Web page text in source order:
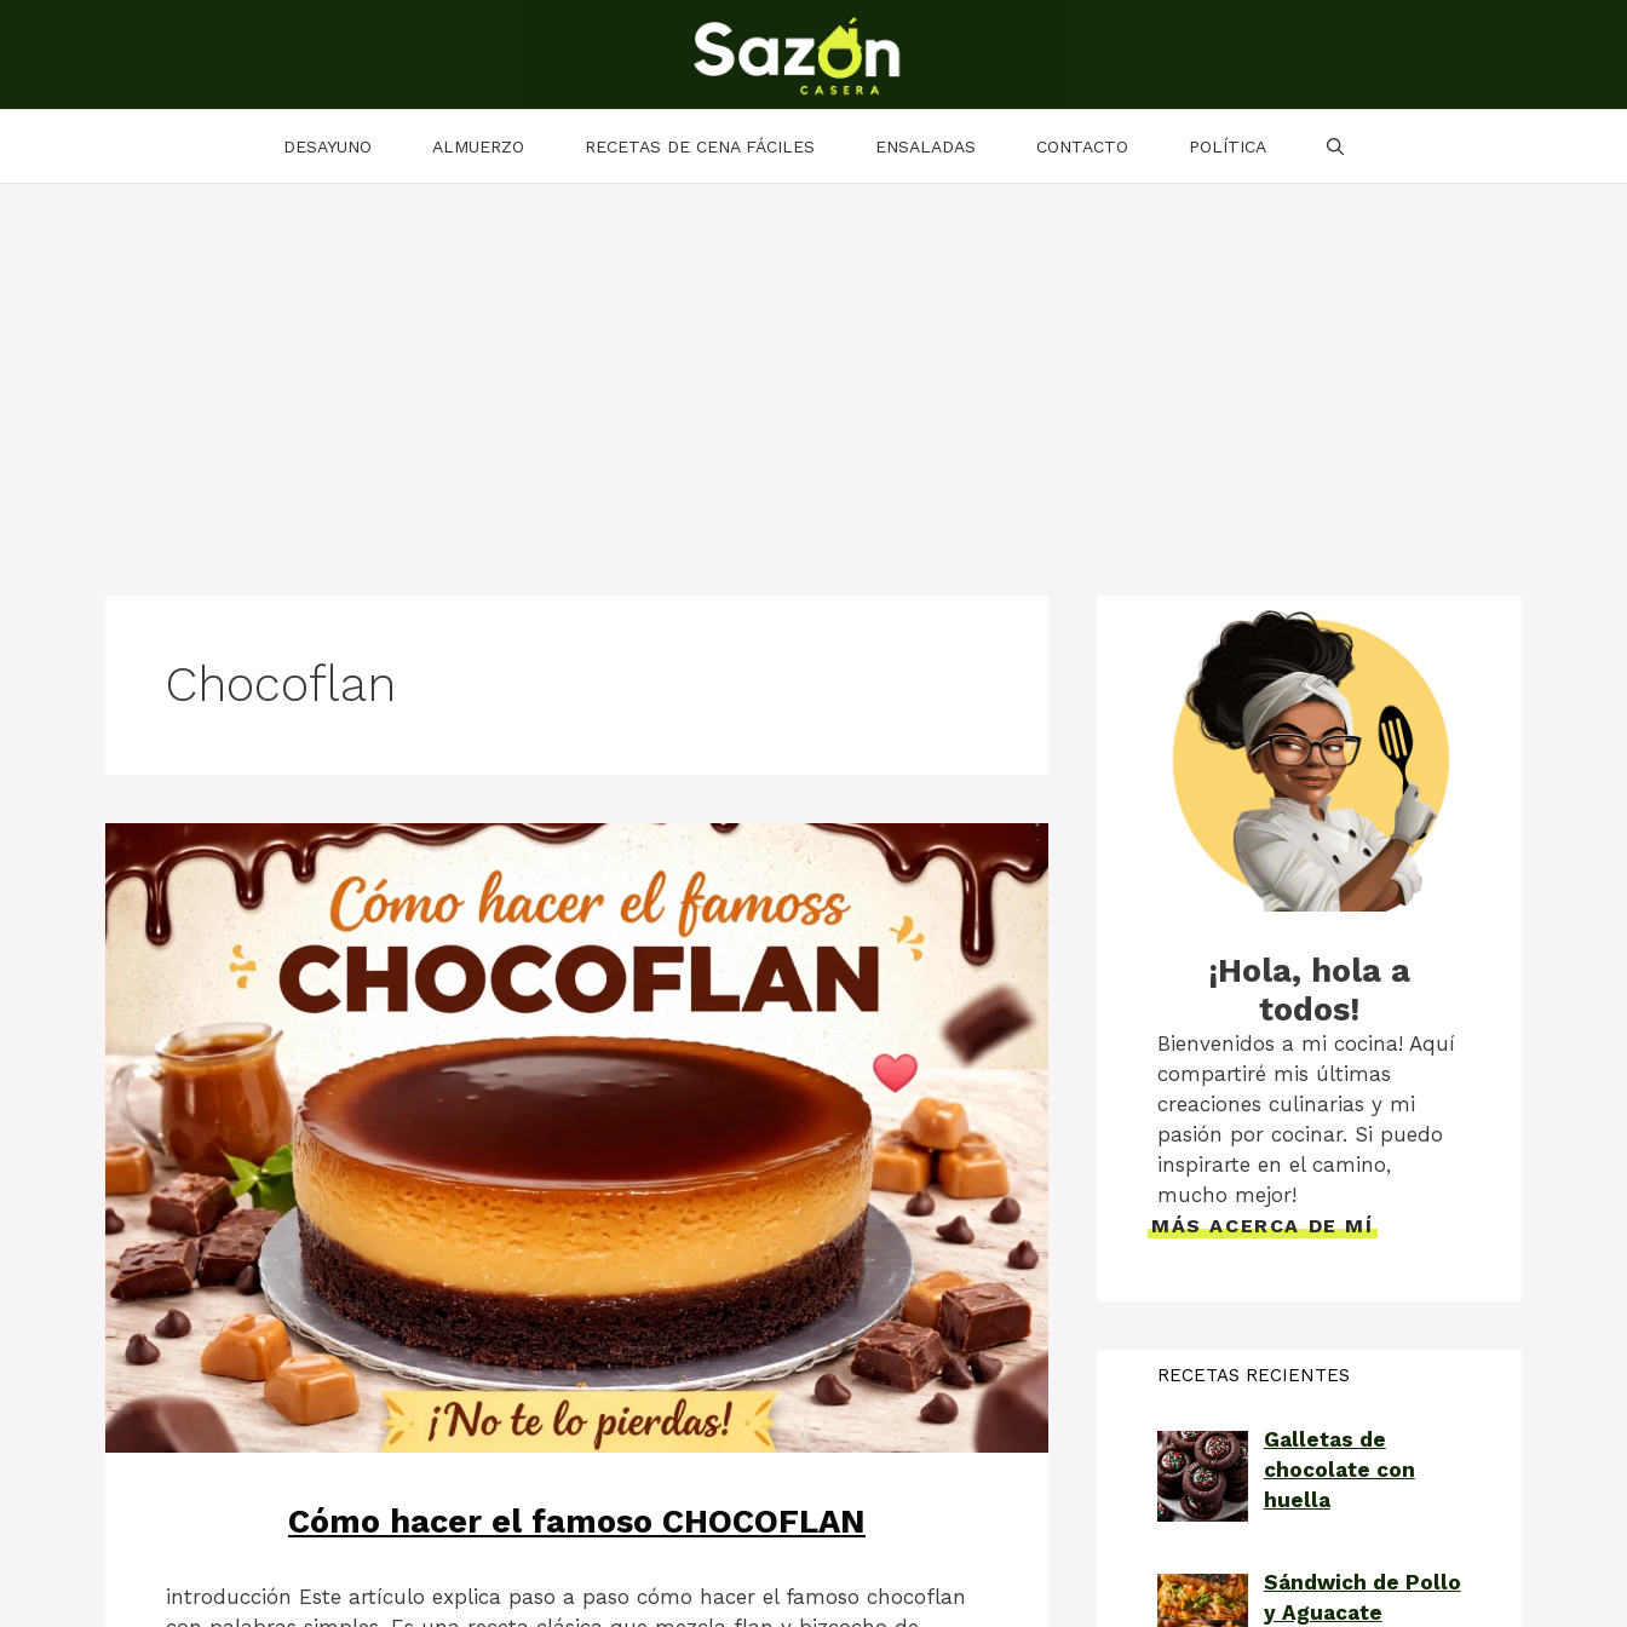
DESAYUNO ALMUERZO RECETAS DE CENA FÁCILES ENSALADAS CONTACTO POLÍTICA
Chocoflan
Cómo hacer el famoso CHOCOFLAN
introducción Este artículo explica paso a paso cómo hacer el famoso chocoflan
¡Hola, hola a
todos!
Bienvenidos a mi cocina! Aquí
compartiré mis últimas
creaciones culinarias y mi
pasión por cocinar. Si puedo
inspirarte en el camino,
mucho mejor!
MÁS ACERCA DE MÍ
RECETAS RECIENTES
Galletas de
chocolate con
huella
Sándwich de Pollo
y Aguacate